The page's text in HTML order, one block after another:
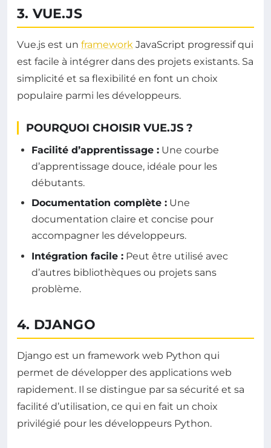
3. VUE.JS
Vue.js est un framework JavaScript progressif qui
est facile à intégrer dans des projets existants. Sa
simplicité et sa flexibilité en font un choix
populaire parmi les développeurs.
POURQUOI CHOISIR VUE.JS ?
Facilité d’apprentissage : Une courbe
d’apprentissage douce, idéale pour les
débutants.
Documentation complète : Une
documentation claire et concise pour
accompagner les développeurs.
Intégration facile : Peut être utilisé avec
d’autres bibliothèques ou projets sans
problème.
4. DJANGO
Django est un framework web Python qui
permet de développer des applications web
rapidement. Il se distingue par sa sécurité et sa
facilité d’utilisation, ce qui en fait un choix
privilégié pour les développeurs Python.